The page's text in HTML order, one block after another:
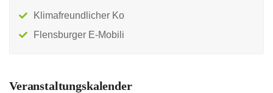
Klimafreundlicher Ko
Flensburger E-Mobili
Veranstaltungskalender